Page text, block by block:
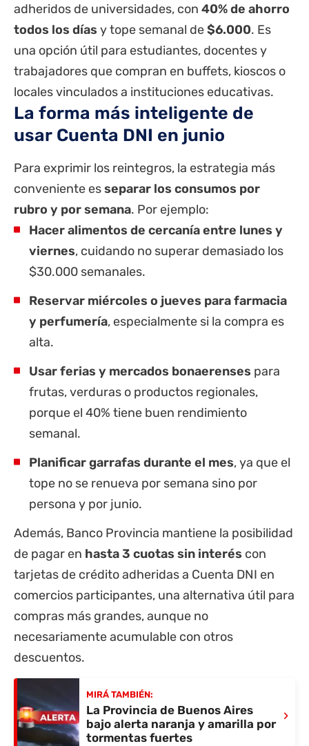
adheridos de universidades, con 40% de ahorro
todos los días y tope semanal de$6.000. Es
una opción útil para estudiantes, docentes y
trabajadores que compran en buffets, kioscos o
locales vinculados a instituciones educativas.
La forma más inteligente de
usar Cuenta DNI en junio
Para exprimir los reintegros, la estrategia más
conveniente esseparar los consumos por
rubro y por semana. Por ejemplo:
Hacer alimentos de cercanía entre lunes y
viernes, cuidando no superar demasiado los
$30.000 semanales.
Reservar miércoles o jueves para farmacia
y perfumería, especialmente si la compra es
alta.
Usar ferias y mercados bonaerenses para
frutas, verduras o productos regionales,
porque el 40% tiene buen rendimiento
semanal.
Planificar garrafas durante el mes, ya que el
tope no se renueva por semana sino por
persona y por junio.
Además, Banco Provincia mantiene la posibilidad
de pagar en hasta 3 cuotas sin interés con
tarjetas de crédito adheridas a Cuenta DNI en
comercios participantes, una alternativa útil para
compras más grandes, aunque no
necesariamente acumulable con otros
descuentos.
MIRÁ TAMBIÉN:
La Provincia de Buenos Aires
bajo alerta naranja y amarilla por
tormentas fuertes
›